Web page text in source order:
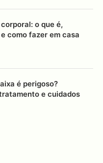
o que é,
como fazer em casa
é perigoso?
e cuidados